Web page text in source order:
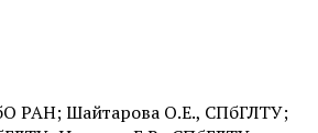
РАН; Шайтарова О.Е., СПбГЛТУ;